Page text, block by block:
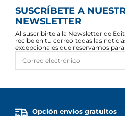
SUSCRÍBETE A
NEWSLETTER
Al suscribirte a la Newsletter de
recibe en tu correo todas las
excepcionales que reservamos
Opción envíos gratuitos